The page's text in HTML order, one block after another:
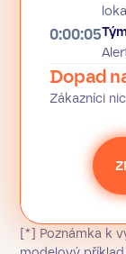
0:00:05
Dopad
Zákazníci
[*] Poznámka k